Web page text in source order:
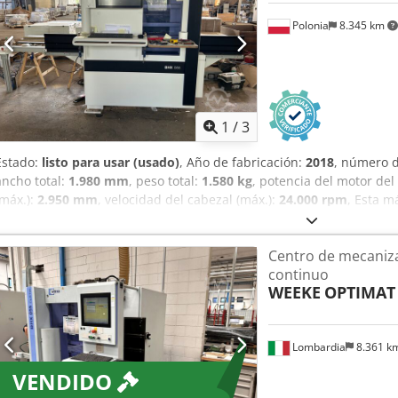
de fresado) HKS63 (potencia kW 5) Sistema automático de
almacén (n.º 4 posiciones de herramientas)
1 /3
Polonia 8.345 km
listo para usar (usado), Año de fabricación: 2018, número
total: 1.980 mm, peso total: 1.580 kg, potencia del motor
2.950 mm, velocidad del cabezal (máx.): 24.000 rpm, Esta
055 de 3 ejes se fabricó en 2018. Ofrece una capacidad de
de pieza de 70 a 850 mm. La máquina incluye 13 husillos
horizontales, lo que le confiere una gran versatilidad de
mecanizado CNC de alta calidad, considere la máquina HOMAG
venta. Póngase en contacto con nosotros para obtener más
segunda manoMarca: HomagTipo: Optimat BHX055Año de
y mecanizado CNC vertical • Longitud de la pieza de
de trabajo 70 - 850 mm • Espesor de la pieza 12 - 60 mm • Husillo
principal 5 kW • Velocidad máx. 18 rpm (dependiendo de la
HSK-F63 o ETP25 • Cambiador de herramientas Almacén de 4
VENDIDO
Lombardia 8.361
Centro de
continuo
WEEKE